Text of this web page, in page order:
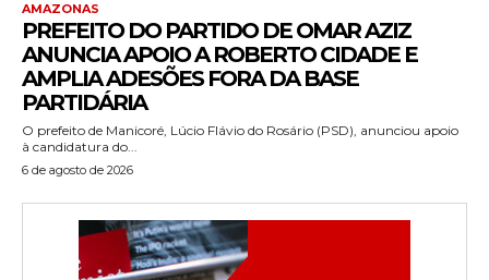
AMAZONAS
PREFEITO DO PARTIDO DE OMAR AZIZ
ANUNCIA APOIO A ROBERTO CIDADE E
AMPLIA ADESÕES FORA DA BASE
PARTIDÁRIA
O prefeito de Manicoré, Lúcio Flávio do Rosário (PSD), anunciou apoio
à candidatura do...
6 de agosto de 2026